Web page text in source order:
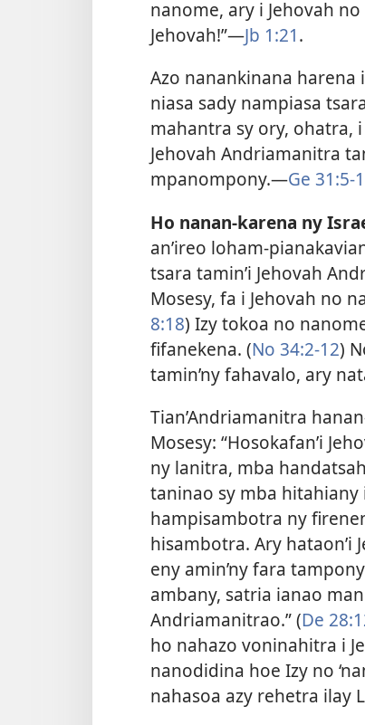
nanome, ary i Jehovah
Jehovah!”​—Jb 1:21.
Azo nanankinana harena
niasa sady nampiasa
mahantra sy ory, ohatra, i
Jehovah Andriamanitra
mpanompony.​—Ge 31:5-
Ho nanan-karena ny
an’ireo loham-
tsara tamin’i Jehovah
Mosesy, fa i Jehovah no
8:18) Izy tokoa no
fifanekena. (No 34:2-12)
tamin’ny fahavalo, ary
Tian’Andriamanitra
Mosesy: “Hosokafan’i
ny lanitra, mba
taninao sy mba hitahiany
hampisambotra ny
hisambotra. Ary hataon’i
eny amin’ny fara
ambany, satria ianao
Andriamanitrao.” (De
ho nahazo voninahitra i
nanodidina hoe Izy no
nahasoa azy rehetra ilay